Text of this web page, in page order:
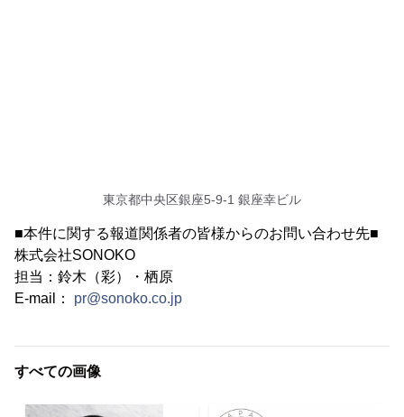
東京都中央区銀座5-9-1 銀座幸ビル
■本件に関する報道関係者の皆様からのお問い合わせ先■
株式会社SONOKO
担当：鈴木（彩）・栖原
E-mail： pr@sonoko.co.jp
すべての画像